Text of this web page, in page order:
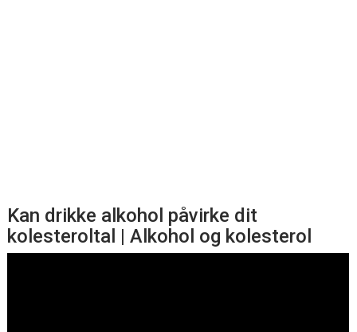
Kan drikke alkohol påvirke dit
kolesteroltal | Alkohol og kolesterol